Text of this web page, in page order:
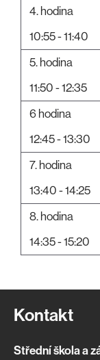
4. hodina
10:55 - 11:40
5. hodina
11:50 - 12:35
6 hodina
12:45 - 13:30
7. hodina
13:40 - 14:25
8. hodina
14:35 - 15:20
Kontakt
Střední škola a